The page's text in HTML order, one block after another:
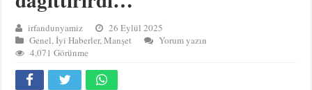
irfandunyamiz
26 Eylül 2025
Genel,İyi Haberler,Manşet
Yorum yazın
4,071 Görünme